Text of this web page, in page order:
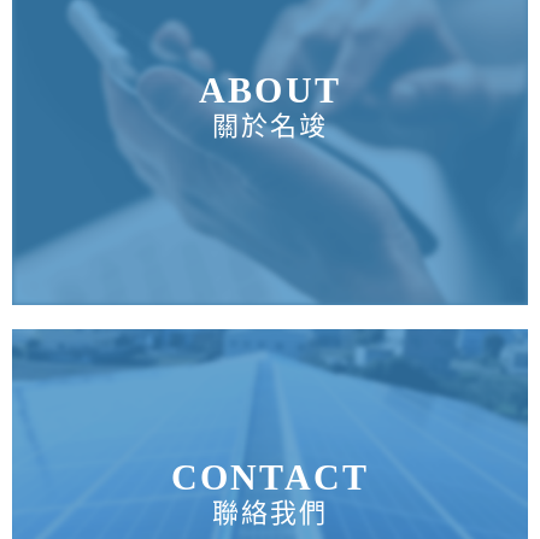
ABOUT
關於名竣
CONTACT
聯絡我們